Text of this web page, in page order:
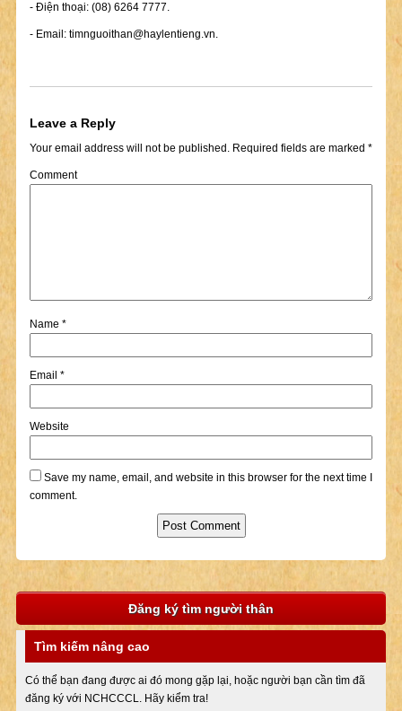
- Điện thoại: (08) 6264 7777.
- Email: timnguoithan@haylentieng.vn.
Leave a Reply
Your email address will not be published.Required fields are marked *
Comment
Name *
Email *
Website
Save my name, email, and website in this browser for the next time I
comment.
Đăng ký tìm người thân
Tìm kiếm nâng cao
Có thể bạn đang được ai đó mong gặp lại, hoặc người bạn cần tìm đã
đăng ký với NCHCCCL. Hãy kiểm tra!